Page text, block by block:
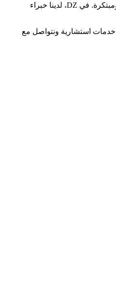
يتمتع فريقنا من المحترفين بسنوات من الخبرة، مما يتيح له تقديم أفضل النصائح للشركات التي تسعى إلى اختبار ابتكارات جديدة أو تحويل أعمالها من خلال ممارسات فعالة ومبتكرة. في DZ، لدينا خبراء
خدمات استشارية ونتواصل مع